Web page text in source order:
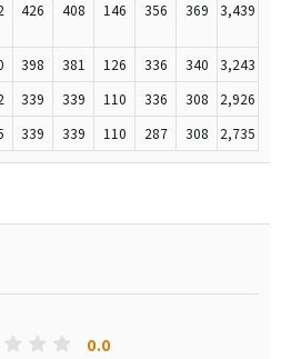
426 408 146 356 369 3,439
398 381 126 336 340
3,243
339 339 110 336 308
2,926
339 339 110 287 308 2,735
0.0